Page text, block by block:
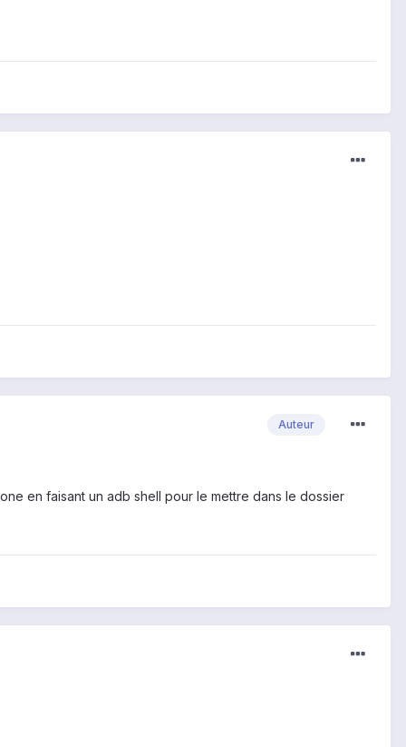
Auteur
en faisant un adb shell pour le mettre dans le dossier